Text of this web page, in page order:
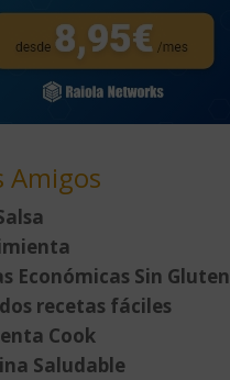
Amigos
Económicas Sin Gluten
recetas fáciles
Cook
Saludable